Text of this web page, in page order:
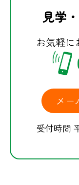
見学
お気軽に
メ
受付時間